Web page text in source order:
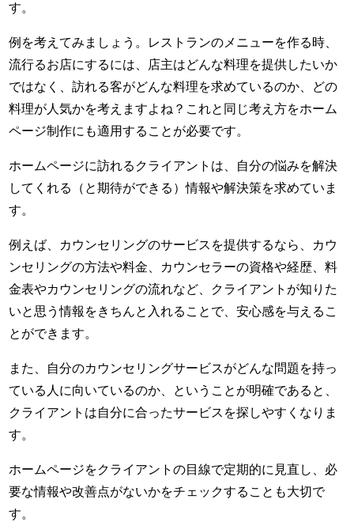
す。
例を考えてみましょう。レストランのメニューを作る時、
流行るお店にするには、店主はどんな料理を提供したいか
ではなく、訪れる客がどんな料理を求めているのか、どの
料理が人気かを考えますよね？これと同じ考え方をホーム
ページ制作にも適用することが必要です。
ホームページに訪れるクライアントは、自分の悩みを解決
してくれる（と期待ができる）情報や解決策を求めていま
す。
例えば、カウンセリングのサービスを提供するなら、カウ
ンセリングの方法や料金、カウンセラーの資格や経歴、料
金表やカウンセリングの流れなど、クライアントが知りた
いと思う情報をきちんと入れることで、安心感を与えるこ
とができます。
また、自分のカウンセリングサービスがどんな問題を持っ
ている人に向いているのか、ということが明確であると、
クライアントは自分に合ったサービスを探しやすくなりま
す。
ホームページをクライアントの目線で定期的に見直し、必
要な情報や改善点がないかをチェックすることも大切で
す。